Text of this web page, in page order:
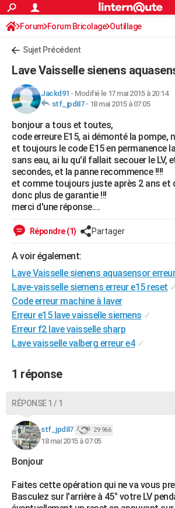
ACTUALITÉS
Politique
Société
Faits Divers
Education
Monde
Villes
+
FINANCE
Retraite
Impôts
Epargne
Immobilier
Risques naturels par ville
Banque
Assurance
Crédit
AUTO
Essais
Réserver un essai
Citadines
Berlines
SUV
Forum auto
+HIGH-TECH
Mobiles
Meilleur smartphone
Internet
Ordinateurs
Jeux vidéo
Guide high-tech
+BRICOLAGE
Forum
Aménagement intérieur
Extérieur
Cuisine
Salle de bains
Jardinage
Rangement
WEEK-END
Guides de France
Escapades
Patrimoine
Expositions
Musées
Week-end nature
LIFESTYLE
Art de vivre
Bien-être
Loisirs
Mode
Modes de vie
SANTE
VOYAGE
Destinations
City break
Voyage nature
Voyage de noces
Forum
Climat
PHOTO
GUIDES D'ACHAT
BONS PLANS
CARTE DE VOEUX
Carte de Noël
Carte Bonne année
Carte Saint-Valentin
Carte Pâques
Carte d'anniversaire
DICTIONNAIRE
S'inscrire
Se connecter
Lycées
Collèges
Primaires
Universités
Entreprises
Service militaire
Avis de recherche
AVIS DE DÉCÈS
FORUM
Bricolage
Lifestyle
Culture
Sport
Auto
Television
Voyage
Cinema
S'inscrire
Connexion
Forum Forum Bricolage Outillage
Sujet Précédent
Lave Vaisselle sienens
Jackd91 - Modifié le 17 mai 2015 à 20:14
stf_jpd87- 18 mai 2015 à 07:05
bonjour a tous et toutes,
code erreure E15, ai démonté la pompe,
et toujours le code E15 en permanence
sans eau, ai lu qu'il fallait secouer le LV,
secondes, et la panne recommence !!!!
et comme toujours juste après 2 ans et
donc plus de garantie !!!
merci d'une réponse....
Répondre (1) Partager
A voir également:
Lave Vaisselle sienens aquasensor
Lave-vaisselle siemens erreur e15 reset ✓
Code erreur machine à laver
Erreur e15 lave vaisselle siemens ✓
Erreur f2 lave vaisselle sharp
Lave vaisselle valberg erreur e4 ✓
1 réponse
RÉPONSE 1 / 1
stf_jpd87 29 966
18 mai 2015 à 07:05
Bonjour
Faites cette opération qui ne va vous
Basculez sur l'arrière à 45° votre LV